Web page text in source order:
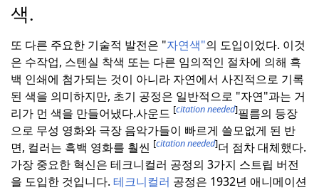
색.
또 다른 주요한 기술적 발전은 "자연색"의 도입이었다. 이것
은 수작업, 스텐실 착색 또는 다른 임의적인 절차에 의해 흑
백 인쇄에 첨가되는 것이 아니라 자연에서 사진적으로 기록
된 색을 의미하지만, 초기 공정은 일반적으로 "자연"과는 거
리가 먼 색을 만들어냈다.사운드 [citation needed]필름의 등장
으로 무성 영화와 극장 음악가들이 빠르게 쓸모없게 된 반
면, 컬러는 흑백 영화를 훨씬 [citation needed]더 점차 대체했다.
가장 중요한 혁신은 테크니컬러 공정의 3가지 스트립 버전
을 도입한 것입니다. 테크니컬러 공정은 1932년 애니메이션